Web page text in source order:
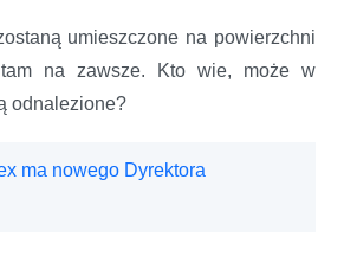
umieszczone na powierzchni
na zawsze. Kto wie, może w
odnalezione?
ma nowego Dyrektora